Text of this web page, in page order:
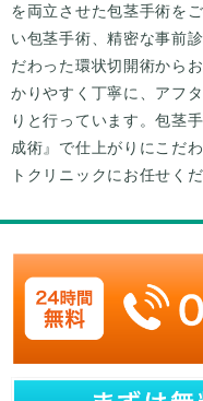
を両立させた包茎手術を
い包茎手術、精密な事前
だわった環状切開術から
かりやすく丁寧に、アフ
りと行っています。包茎
成術』で仕上がりにこだ
トクリニックにお任せくだ